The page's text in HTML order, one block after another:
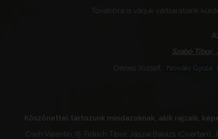
Továbbra is várjuk várbarátaink
Szabó Tibor,
Dénes József,
Nováki Gyula
Köszönettel tartozunk mindazoknak, akik rajzaik,
Cseh Valentin, Ifj. Fidrich Tibor, Jászai Balázs